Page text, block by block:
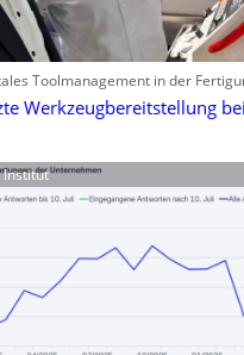
Toolmanagement in der
Werkzeugbereitstellung
Institut